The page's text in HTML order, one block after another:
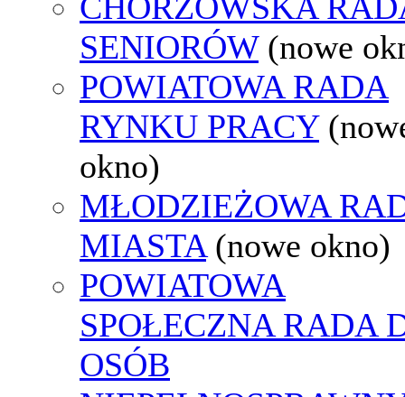
SENIORÓW (nowe
POWIATOWA RADA
RYNKU PRACY
okno)
MŁODZIEŻOWA
MIASTA (nowe okno)
POWIATOWA
SPOŁECZNA RADA
OSÓB